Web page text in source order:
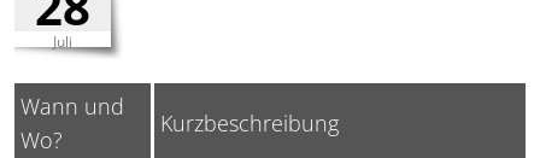
Juli
Wann und
Wo?
Kurzbeschreibung